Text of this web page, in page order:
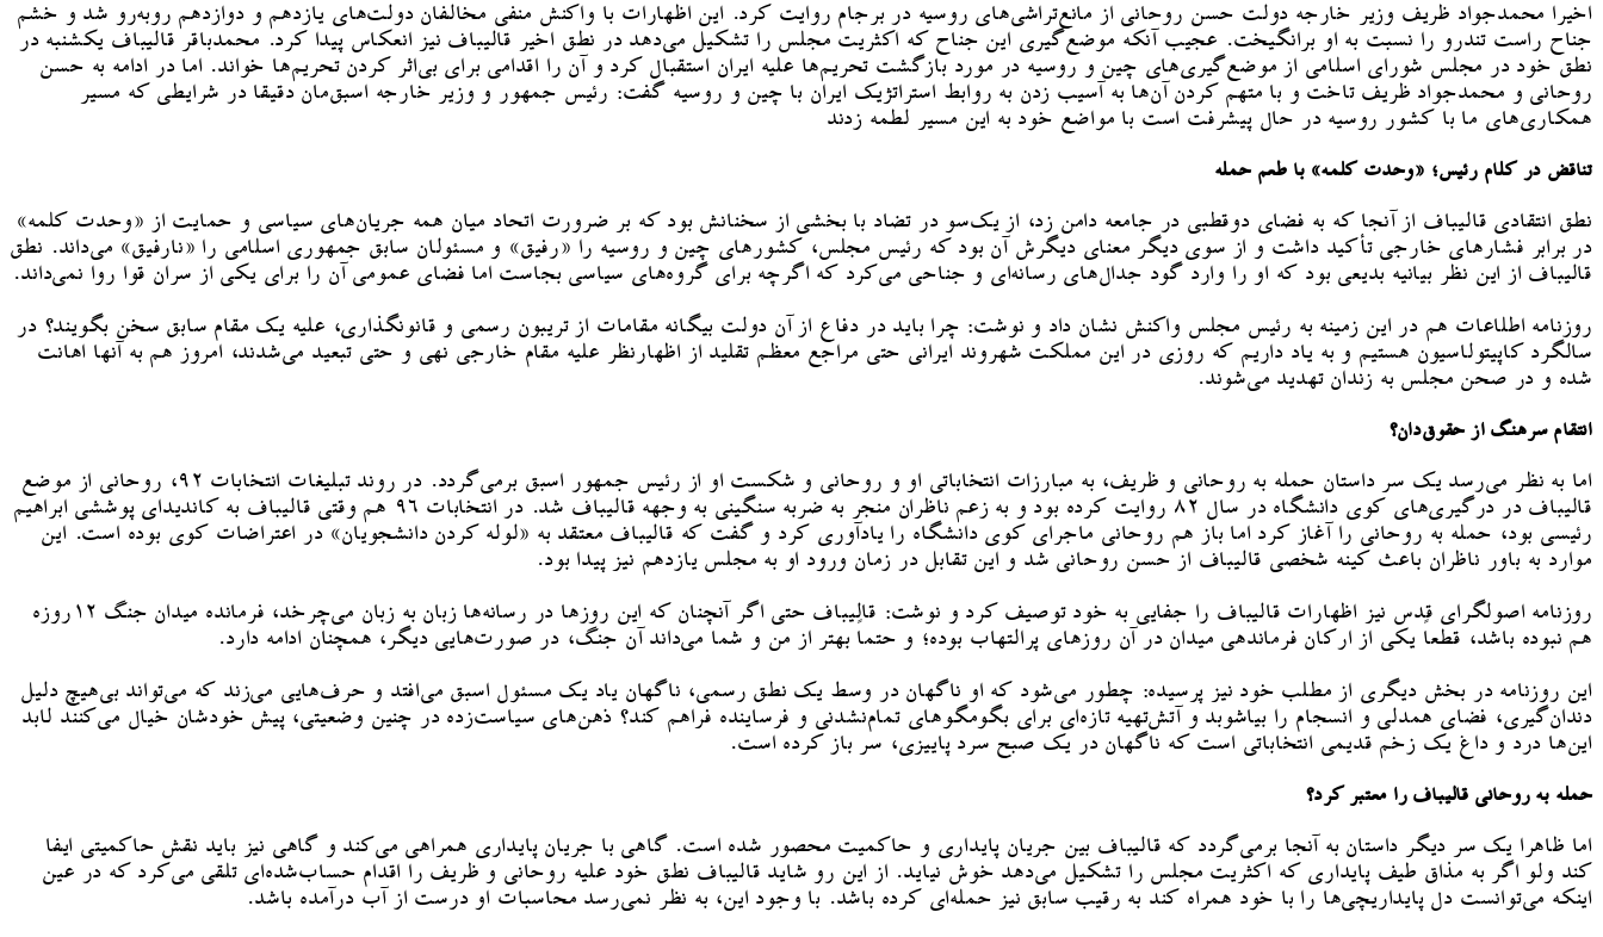
اخیرا محمدجواد ظریف وزیر خارجه دولت حسن روحانی از مانع‌تراشی‌های روسیه در برجام روایت کرد. این اظهارات با واکنش منفی مخالفان دولت‌های یازدهم و دوازدهم روبه‌رو شد و خشم
جناح راست تندرو را نسبت به او برانگیخت. عجیب آنکه موضع‌گیری این جناح که اکثریت مجلس را تشکیل می‌دهد در نطق اخیر قالیباف نیز انعکاس پیدا کرد. محمدباقر قالیباف یکشنبه در
نطق خود در مجلس شورای اسلامی از موضع‌گیری‌های چین و روسیه در مورد بازگشت تحریم‌ها علیه ایران استقبال کرد و آن را اقدامی برای بی‌اثر کردن تحریم‌ها خواند. اما در ادامه به حسن
روحانی و محمدجواد ظریف تاخت و با متهم کردن آن‌ها به آسیب زدن به روابط استراتژیک ایران با چین و روسیه گفت: رئیس جمهور و وزیر خارجه اسبق‌مان دقیقا در شرایطی که مسیر
همکاری‌های ما با کشور روسیه در حال پیشرفت است با مواضع خود به این مسیر لطمه زدند
تناقض در کلام رئیس؛ «وحدت کلمه» با طعم حمله
نطق انتقادی قالیباف از آنجا که به فضای دوقطبی در جامعه دامن زد، از یک‌سو در تضاد با بخشی از سخنانش بود که بر ضرورت اتحاد میان همه جریان‌های سیاسی و حمایت از «وحدت کلمه»
در برابر فشارهای خارجی تأکید داشت و از سوی دیگر معنای دیگرش آن بود که رئیس مجلس، کشورهای چین و روسیه را «رفیق» و مسئولان سابق جمهوری اسلامی را «نارفیق» می‌داند. نطق
قالیباف از این نظر بیانیه بدیعی بود که او را وارد گود جدال‌های رسانه‌ای و جناحی می‌کرد که اگرچه برای گروه‌های سیاسی بجاست اما فضای عمومی آن را برای یکی از سران قوا روا نمی‌داند.
روزنامه اطلاعات هم در این زمینه به رئیس مجلس واکنش نشان داد و نوشت: چرا باید در دفاع از آن دولت بیگانه مقامات از تریبون رسمی و قانونگذاری، علیه یک مقام سابق سخن بگویند؟ در
سالگرد کاپیتولاسیون هستیم و به یاد داریم که روزی در این مملکت شهروند ایرانی حتی مراجع معظم تقلید از اظهارنظر علیه مقام خارجی نهی و حتی تبعید می‌شدند، امروز هم به آنها اهانت
شده و در صحن مجلس به زندان تهدید می‌شوند.
انتقام سرهنگ از حقوق‌دان؟
اما به نظر می‌رسد یک سر داستان حمله به روحانی و ظریف، به مبارزات انتخاباتی او و روحانی و شکست او از رئیس جمهور اسبق برمی‌گردد. در روند تبلیغات انتخابات ۹۲، روحانی از موضع
قالیباف در درگیری‌های کوی دانشگاه در سال ۸۲ روایت کرده بود و به زعم ناظران منجر به ضربه سنگینی به وجهه قالیباف شد. در انتخابات ۹۶ هم وقتی قالیباف به کاندیدای پوششی ابراهیم
رئیسی بود، حمله به روحانی را آغاز کرد اما باز هم روحانی ماجرای کوی دانشگاه را یادآوری کرد و گفت که قالیباف معتقد به «لوله کردن دانشجویان» در اعتراضات کوی بوده است. این
موارد به باور ناظران باعث کینه شخصی قالیباف از حسن روحانی شد و این تقابل در زمان ورود او به مجلس یازدهم نیز پیدا بود.
روزنامه اصولگرای قدس نیز اظهارات قالیباف را جفایی به خود توصیف کرد و نوشت: قالیباف حتی اگر آنچنان که این ‌روزها در رسانه‌ها زبان به زبان می‌چرخد، فرمانده میدان جنگ ۱۲روزه
هم نبوده باشد، قطعاً یکی از ارکان فرماندهی میدان در آن روزهای پرالتهاب بوده؛ و حتماً بهتر از من و شما می‌داند آن جنگ، در صورت‌هایی دیگر، همچنان ادامه دارد.
این روزنامه در بخش دیگری از مطلب خود نیز پرسیده: چطور می‌شود که او ناگهان در وسط یک نطق رسمی، ناگهان یاد یک مسئول اسبق می‌افتد و حرف‌هایی می‌زند که می‌تواند بی‌هیچ دلیل
دندان‌گیری، فضای همدلی و انسجام را بیاشوبد و آتش‌تهیه تازه‌ای برای بگومگوهای تمام‌نشدنی و فرساینده فراهم کند؟ ذهن‌های سیاست‌زده در چنین وضعیتی، پیش خودشان خیال می‌کنند لابد
این‌ها درد و داغ یک زخم قدیمی انتخاباتی است که ناگهان در یک صبح سرد پاییزی، سر باز کرده است.
حمله به روحانی قالیباف را معتبر کرد؟
اما ظاهرا یک سر دیگر داستان به آنجا برمی‌گردد که قالیباف بین جریان پایداری و حاکمیت محصور شده است. گاهی با جریان پایداری همراهی می‌کند و گاهی نیز باید نقش حاکمیتی ایفا
کند ولو اگر به مذاق طیف پایداری که اکثریت مجلس را تشکیل می‌دهد خوش نیاید. از این رو شاید قالیباف نطق خود علیه روحانی و ظریف را اقدام حساب‌شده‌ای تلقی می‌کرد که در عین
اینکه می‌توانست دل پایداریچی‌ها را با خود همراه کند به رقیب سابق نیز حمله‌ای کرده باشد. با وجود این، به نظر نمی‌رسد محاسبات او درست از آب درآمده باشد.